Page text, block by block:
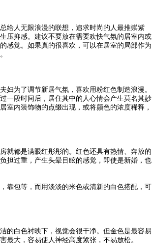
人无限浪漫的联想，追求时尚的人最推崇紫
压抑感。建议不要放在需要欢快气氛的居室内或
感觉。如果真的很喜欢，可以在居室的局部作为
为了调节新居气氛，喜欢用粉红色制造浪漫。
一段时间后，居住其中的人心情会产生莫名其妙
室内装饰物的点缀出现，或将颜色的浓度稀释，
都是满眼红彤彤的。红色还具有热情、奔放的
担过重，产生头晕目眩的感觉，即使是新婚，也
包等，而用淡淡的米色或清新的白色搭配，可
白色衬映下，视觉会很干净。但金色是最容易
最大，容易使人神经高度紧张，不易放松。